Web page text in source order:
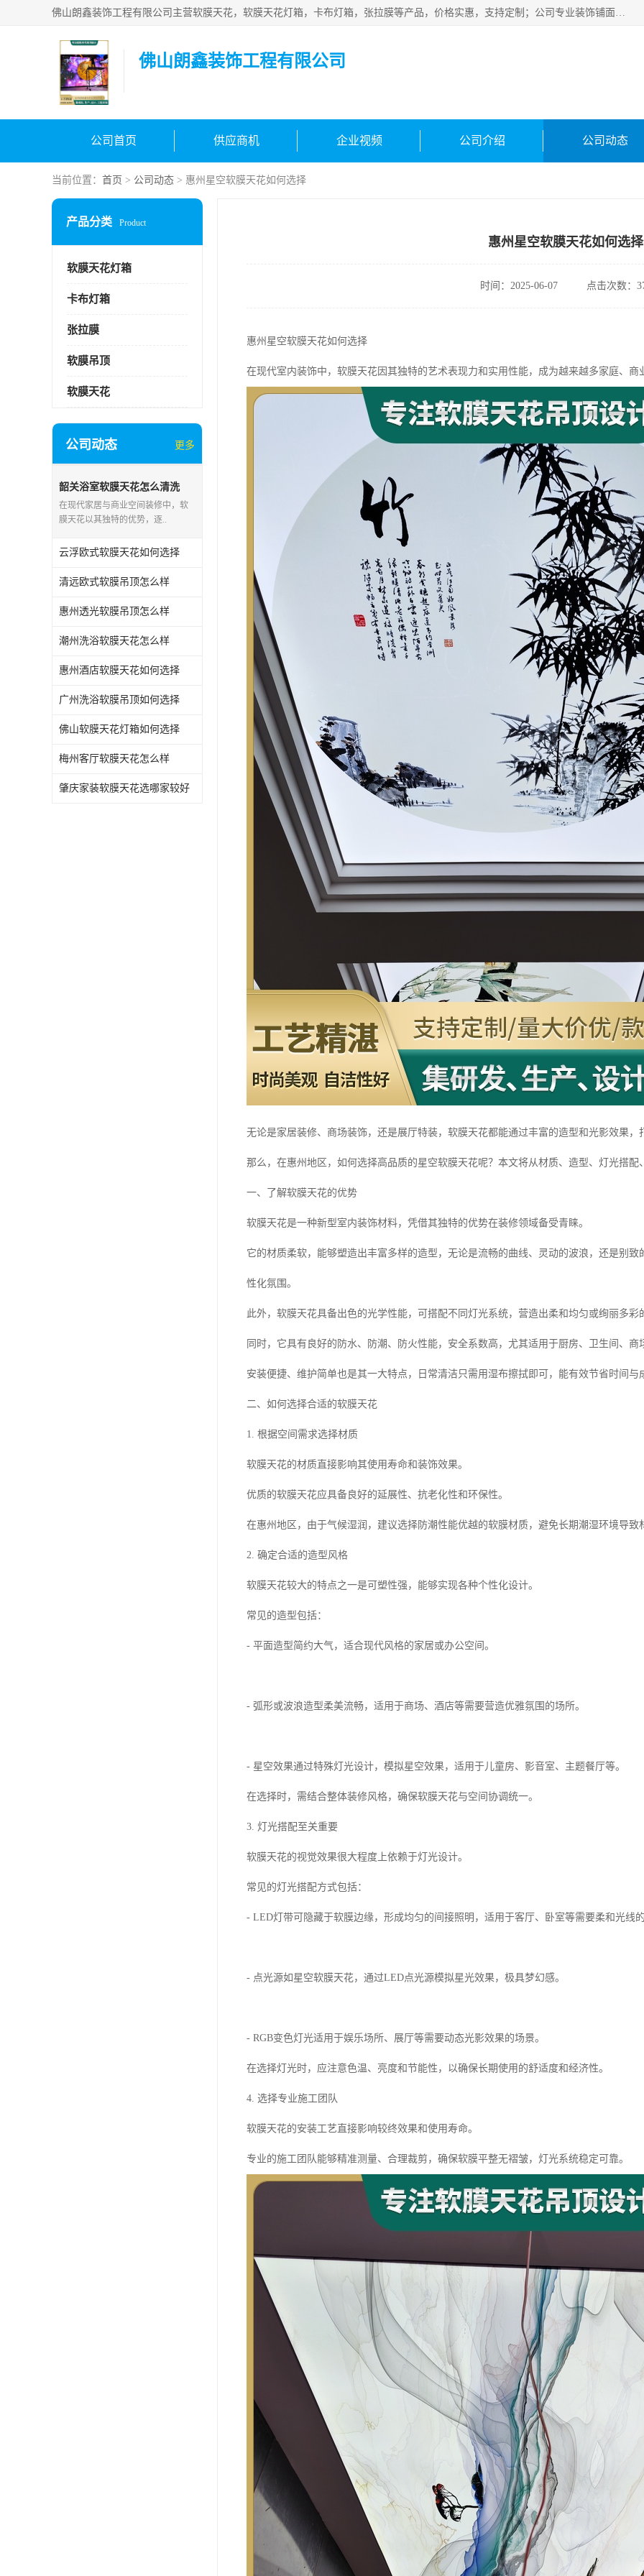
佛山朗鑫装饰工程有限公司主营软膜天花，软膜天花灯箱，卡布灯箱，张拉膜等产品，价格实惠，支持定制；公司专业装饰铺面，家居，会展特装，软膜等工程，技能精良人员，安装快、价格合理，质量保证、热诚与各方有识人士合作，欢迎新老客户来电咨询。
佛山朗鑫装饰工程有限公司
公司首页 供应商机 企业视频 公司介绍 公司动态
当前位置： 首页 > 公司动态 > 惠州星空软膜天花如何选择
产品分类 Product
软膜天花灯箱
卡布灯箱
张拉膜
软膜吊顶
软膜天花
公司动态 更多
韶关浴室软膜天花怎么清洗
在现代家居与商业空间装修中，软
膜天花以其独特的优势，逐..
云浮欧式软膜天花如何选择
清远欧式软膜吊顶怎么样
惠州透光软膜吊顶怎么样
潮州洗浴软膜天花怎么样
惠州酒店软膜天花如何选择
广州洗浴软膜吊顶如何选择
佛山软膜天花灯箱如何选择
梅州客厅软膜天花怎么样
肇庆家装软膜天花选哪家较好
惠州星空软膜天花如何选择
时间：2025-06-07 点击次数：
惠州星空软膜天花如何选择
在现代室内装饰中，软膜天花因其独特的艺术表现力和实用性能，成为越来越多家庭、商
无论是家居装修、商场装饰，还是展厅特装，软膜天花都能通过丰富的造型和光影效果，
那么，在惠州地区，如何选择高品质的星空软膜天花呢？本文将从材质、造型、灯光搭
一、了解软膜天花的优势
软膜天花是一种新型室内装饰材料，凭借其独特的优势在装修领域备受青睐。
它的材质柔软，能够塑造出丰富多样的造型，无论是流畅的曲线、灵动的波浪，还是别
性化氛围。
此外，软膜天花具备出色的光学性能，可搭配不同灯光系统，营造出柔和均匀或绚丽多
同时，它具有良好的防水、防潮、防火性能，安全系数高，尤其适用于厨房、卫生间、
安装便捷、维护简单也是其一大特点，日常清洁只需用湿布擦拭即可，能有效节省时间与
二、如何选择合适的软膜天花
1. 根据空间需求选择材质
软膜天花的材质直接影响其使用寿命和装饰效果。
优质的软膜天花应具备良好的延展性、抗老化性和环保性。
在惠州地区，由于气候湿润，建议选择防潮性能优越的软膜材质，避免长期潮湿环境导致
2. 确定合适的造型风格
软膜天花较大的特点之一是可塑性强，能够实现各种个性化设计。
常见的造型包括：
- 平面造型简约大气，适合现代风格的家居或办公空间。
- 弧形或波浪造型柔美流畅，适用于商场、酒店等需要营造优雅氛围的场所。
- 星空效果通过特殊灯光设计，模拟星空效果，适用于儿童房、影音室、主题餐厅等。
在选择时，需结合整体装修风格，确保软膜天花与空间协调统一。
3. 灯光搭配至关重要
软膜天花的视觉效果很大程度上依赖于灯光设计。
常见的灯光搭配方式包括：
- LED灯带可隐藏于软膜边缘，形成均匀的间接照明，适用于客厅、卧室等需要柔和光线
- 点光源如星空软膜天花，通过LED点光源模拟星光效果，极具梦幻感。
- RGB变色灯光适用于娱乐场所、展厅等需要动态光影效果的场景。
在选择灯光时，应注意色温、亮度和节能性，以确保长期使用的舒适度和经济性。
4. 选择专业施工团队
软膜天花的安装工艺直接影响较终效果和使用寿命。
专业的施工团队能够精准测量、合理裁剪，确保软膜平整无褶皱，灯光系统稳定可靠。